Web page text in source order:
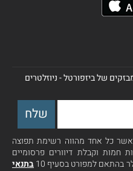
של ביזפורטל - ניוזלטרים
כל אחד מהווה רשימת תפוצה
חמות וקבלת דיוורים פרסומיים
בהתאם למפורט בסעיף 10
בתנאי